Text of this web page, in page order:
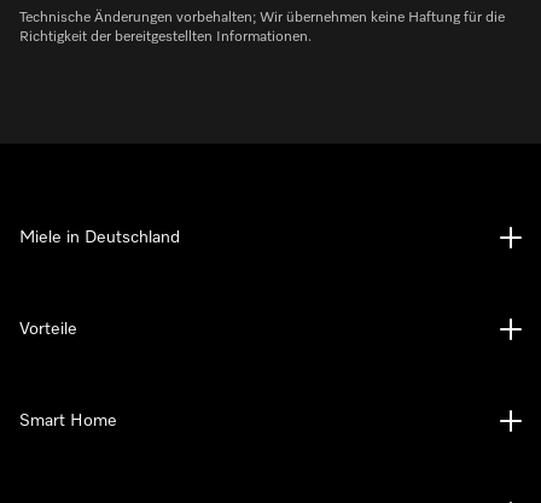
Technische Änderungen vorbehalten; Wir übernehmen keine Haftung für die
Richtigkeit der bereitgestellten Informationen.
Miele in Deutschland
Vorteile
Smart Home